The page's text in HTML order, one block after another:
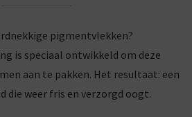
pigmentvlekken?
is speciaal ontwikkeld om deze
aan te pakken. Het resultaat: een
die weer fris en verzorgd oogt.